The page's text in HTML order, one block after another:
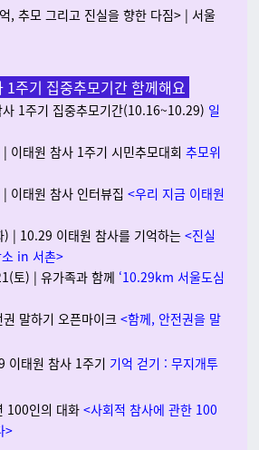
, 추모 그리고 진실을 향한 다짐> | 서울
1주기 집중추모기간 함께해요
1주기 집중추모기간(10.16~10.29) 일
이태원 참사 1주기 시민추모대회 추모위
이태원 참사 인터뷰집 <우리 지금 이태원
| 10.29 이태원 참사를 기억하는 <진실
in 서촌>
토) | 유가족과 함께 ‘10.29km 서울도심
말하기 오픈마이크<함께, 안전권을 말
이태원 참사 1주기 기억 걷기 : 무지개투
100인의 대화<사회적 참사에 관한 100
>